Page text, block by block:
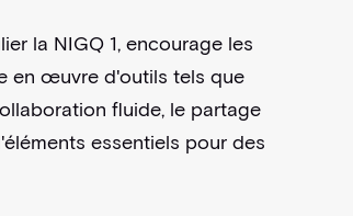
la NIGQ 1, encourage les
en œuvre d'outils tels que
fluide, le partage
essentiels pour des